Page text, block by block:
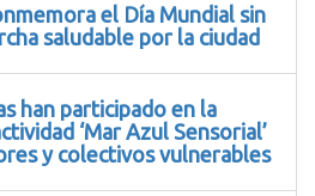
el Día Mundial sin
saludable por la ciudad
han participado en la
‘Mar Azul Sensorial’
y colectivos vulnerables